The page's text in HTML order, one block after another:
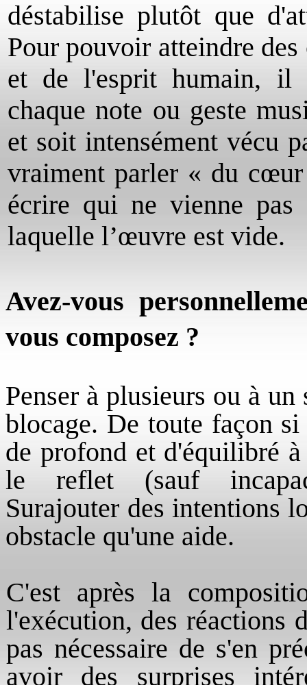
déstabilise plutôt que
Pour pouvoir atteindre
et de l'esprit humain, il
chaque note ou geste
et soit intensément vécu
vraiment parler « du
écrire qui ne vienne pas
laquelle l’œuvre est vide.
Avez-vous
vous composez ?
Penser à plusieurs ou à
blocage. De toute façon
de profond et d'équilibré
le reflet (sauf
Surajouter des intentions
obstacle qu'une aide.
C'est après la
l'exécution, des réactions
pas nécessaire de s'en
avoir des surprises